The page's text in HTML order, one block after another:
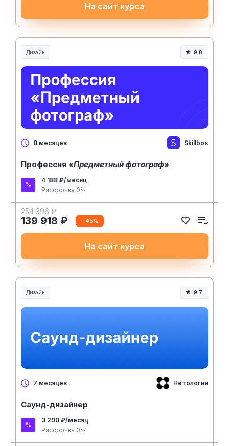
На сайт курса
Дизайн 9.8
8 месяцев Skillbox
Профессия «Предметный фотограф»
4 188 ₽/месяц
Рассрочка 0%
254 396 ₽
139 918 ₽ - 45%
На сайт курса
Дизайн 9.7
7 месяцев Нетология
Саунд-дизайнер
3 290 ₽/месяц
Рассрочка 0%